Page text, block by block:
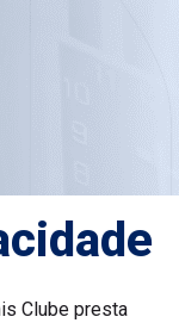
Clube presta